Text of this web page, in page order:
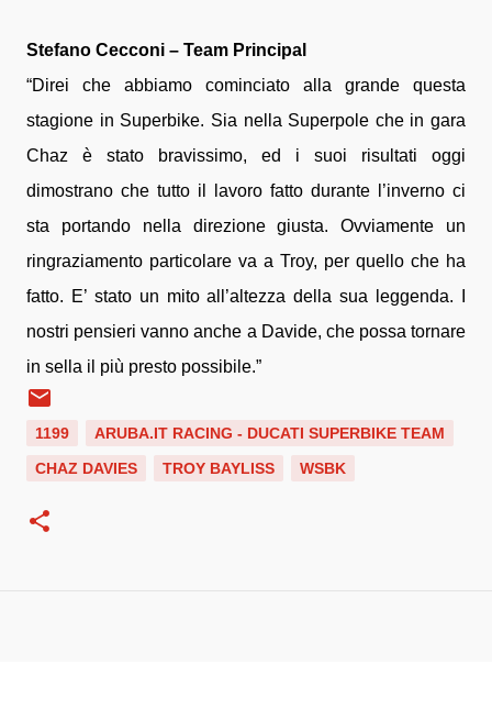
Stefano Cecconi – Team Principal
“Direi che abbiamo cominciato alla grande questa
stagione in Superbike. Sia nella Superpole che in gara
Chaz è stato bravissimo, ed i suoi risultati oggi
dimostrano che tutto il lavoro fatto durante l’inverno ci
sta portando nella direzione giusta. Ovviamente un
ringraziamento particolare va a Troy, per quello che ha
fatto. E’ stato un mito all’altezza della sua leggenda. I
nostri pensieri vanno anche a Davide, che possa tornare
in sella il più presto possibile.”
1199
ARUBA.IT RACING - DUCATI SUPERBIKE TEAM
CHAZ DAVIES
TROY BAYLISS WSBK